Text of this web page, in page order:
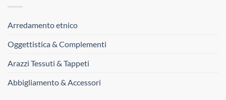
Arredamento etnico
Oggettistica & Complementi
Arazzi Tessuti & Tappeti
Abbigliamento & Accessori